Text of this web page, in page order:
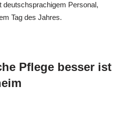
deutschsprachigem Personal,
Tag des Jahres.
Pflege besser ist